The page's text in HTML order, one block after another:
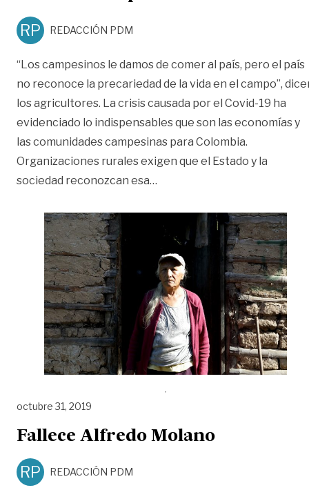
RP REDACCIÓN PDM
“Los campesinos le damos de comer al país, pero el país
no reconoce la precariedad de la vida en el campo”,
los agricultores. La crisis causada por el Covid-19 ha
evidenciado lo indispensables que son las economías y
las comunidades campesinas para Colombia.
Organizaciones rurales exigen que el Estado y la
sociedad reconozcan esa…
octubre 31, 2019
Fallece Alfredo Molano
RP REDACCIÓN PDM